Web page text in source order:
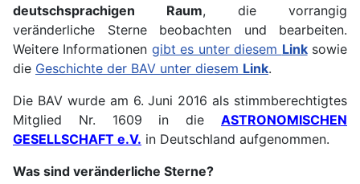
deutschsprachigen Raum, die vorrangig
veränderliche Sterne beobachten und bearbeiten.
Weitere Informationen gibt es unter diesem Linksowie
die Geschichte der BAV unter diesem Link.
Die BAV wurde am 6. Juni 2016 als stimmberechtigtes
Mitglied Nr. 1609 in die ASTRONOMISCHEN
GESELLSCHAFT e.V. in Deutschland aufgenommen.
Was sind veränderliche Sterne?